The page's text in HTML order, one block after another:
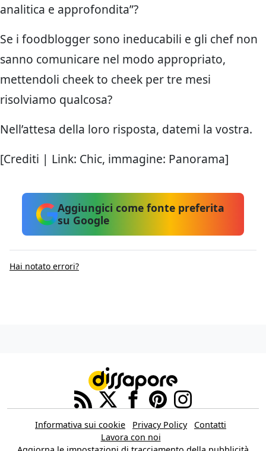
analitica e approfondita”?
Se i foodblogger sono ineducabili e gli chef non
sanno comunicare nel modo appropriato,
mettendoli cheek to cheek per tre mesi
risolviamo qualcosa?
Nell’attesa della loro risposta, datemi la vostra.
[Crediti | Link: Chic, immagine: Panorama]
Aggiungici come fonte preferita
su Google
Hai notato errori?
Informativa sui cookie Privacy Policy
Contatti
Lavora con noi